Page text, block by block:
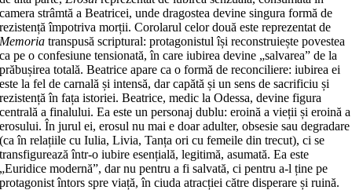
camera strâmtă a Beatricei, unde dragostea devine singura formă de
rezistență împotriva morții. Corolarul celor două este reprezentat de
Memoriatranspusă scriptural: protagonistul își reconstruiește povestea
ca pe o confesiune tensionată, în care iubirea devine „salvarea” de la
prăbușirea totală. Beatrice apare ca o formă de reconciliere: iubirea ei
este la fel de carnală și intensă, dar capătă și un sens de sacrificiu și
rezistență în fața istoriei. Beatrice, medic la Odessa, devine figura
centrală a finalului. Ea este un personaj dublu: eroină a vieții și eroină a
erosului. În jurul ei, erosul nu mai e doar adulter, obsesie sau degradare
(ca în relațiile cu Iulia, Livia, Tanța ori cu femeile din trecut), ci se
transfigurează într-o iubire esențială, legitimă, asumată. Ea este
„Euridice modernă”, dar nu pentru a fi salvată, ci pentru a-l ține pe
protagonist întors spre viață, în ciuda atracției către disperare și ruină.